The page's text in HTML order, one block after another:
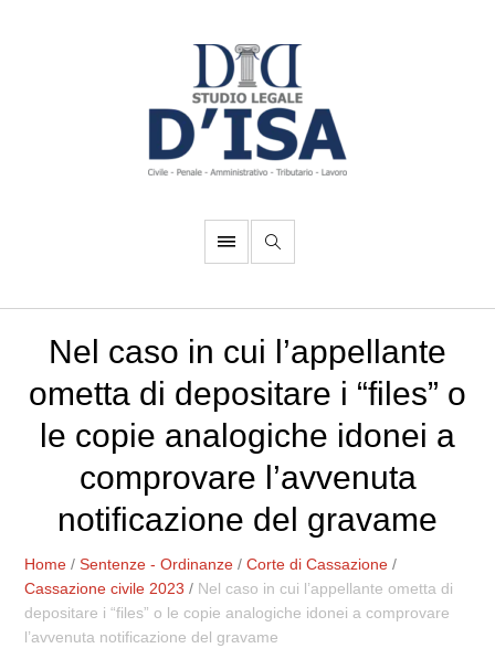
Nel caso in cui l’appellante
ometta di depositare i “files” o
le copie analogiche idonei a
comprovare l’avvenuta
notificazione del gravame
Home /Sentenze - Ordinanze /Corte di Cassazione /
Cassazione civile 2023 / Nel caso in cui l’appellante ometta di
depositare i “files” o le copie analogiche idonei a comprovare
l’avvenuta notificazione del gravame